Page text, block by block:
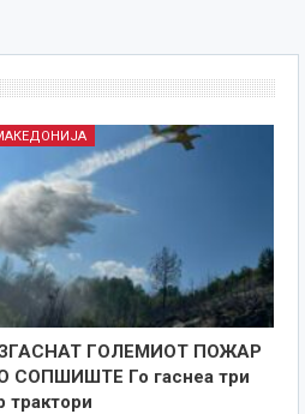
ГОЛЕМИОТ ПОЖАР
СОПШИШТЕ Го гаснеа три
трактори